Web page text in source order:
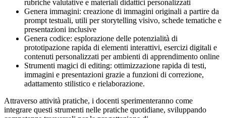
rubriche valutative e materiali didattici personalizzati
Genera immagini: creazione di immagini originali a partire da
prompt testuali, utili per storytelling visivo, schede tematiche e
presentazioni inclusive
Genera codice: esplorazione delle potenzialità di
prototipazione rapida di elementi interattivi, esercizi digitali e
contenuti personalizzati per ambienti di apprendimento online
Strumenti magici di editing: ottimizzazione rapida di testi,
immagini e presentazioni grazie a funzioni di correzione,
adattamento stilistico e rielaborazione.
Attraverso attività pratiche, i docenti sperimenteranno come
integrare questi strumenti nelle pratiche quotidiane, sviluppando